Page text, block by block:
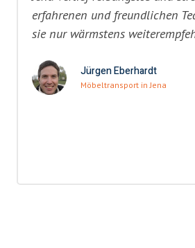
erfahrenen und freundlichen
sie nur wärmstens
Jürgen Eberhardt
Möbeltransport in Jena